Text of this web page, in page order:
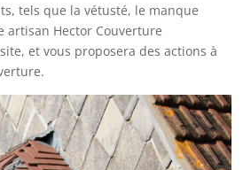
tels que la vétusté, le manque
artisan Hector Couverture
et vous proposera des actions à